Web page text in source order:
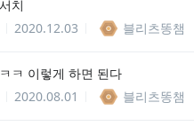
치
2020.12.03 블리츠똥챔
ㅋ 이렇게 하면 된다
2020.08.01 블리츠똥챔